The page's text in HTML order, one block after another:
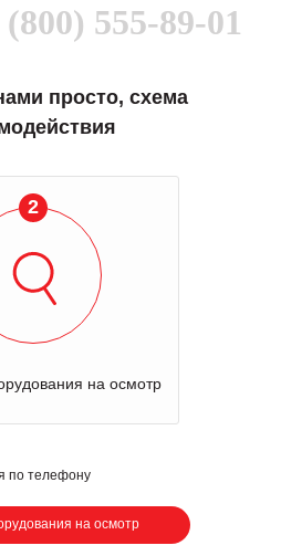
(800) 555-89-01
просто, схема
2
на осмотр
по телефону
на осмотр